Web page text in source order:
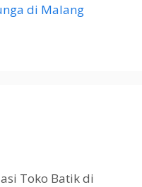
di Malang
Toko Batik di